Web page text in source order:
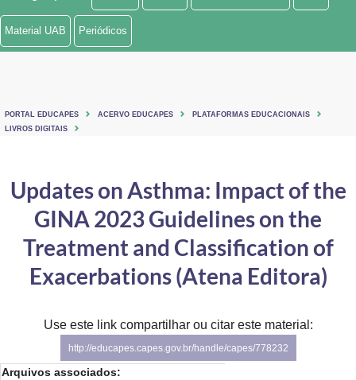
Ministério de Minas e Energia
Ministério do Turismo
Controladoria-Geral da União
Secretaria-Geral
Gabinete de Segurança Institucional
Advocacia-Geral da União
Material UAB Periódicos
PORTAL EDUCAPES ACERVO EDUCAPES
PLATAFORMAS EDUCACIONAIS
LIVROS DIGITAIS
Updates on Asthma: Impact of the
GINA 2023 Guidelines on the
Treatment and Classification of
Exacerbations (Atena Editora)
Use este link compartilhar ou citar este material:
http://educapes.capes.gov.br/handle/capes/778232
Arquivos associados: